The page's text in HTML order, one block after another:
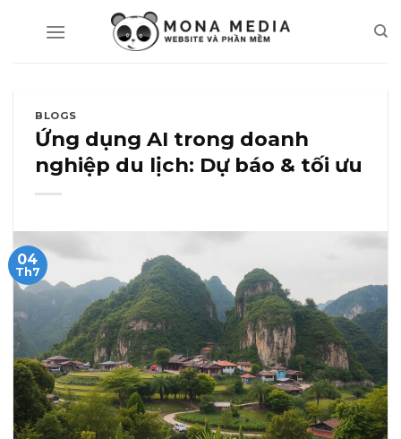
BLOGS
Ứng dụng AI trong doanh
nghiệp du lịch: Dự báo & tối ưu
04
Th7